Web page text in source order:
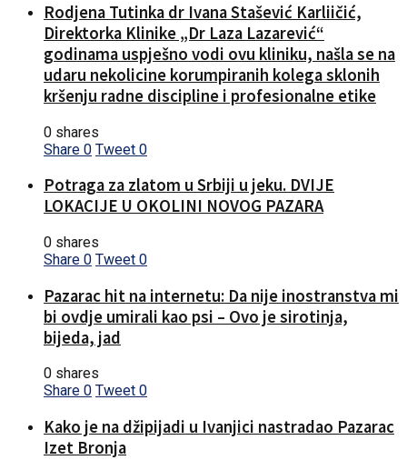
Rodjena Tutinka dr Ivana Stašević Karliičić,
Direktorka Klinike „Dr Laza Lazarević“
godinama uspješno vodi ovu kliniku, našla se na
udaru nekolicine korumpiranih kolega sklonih
kršenju radne discipline i profesionalne etike
0 shares
Share 0 Tweet 0
Potraga za zlatom u Srbiji u jeku. DVIJE
LOKACIJE U OKOLINI NOVOG PAZARA
0 shares
Share 0 Tweet 0
Pazarac hit na internetu: Da nije inostranstva mi
bi ovdje umirali kao psi – Ovo je sirotinja,
bijeda, jad
0 shares
Share 0 Tweet 0
Kako je na džipijadi u Ivanjici nastradao Pazarac
Izet Bronja